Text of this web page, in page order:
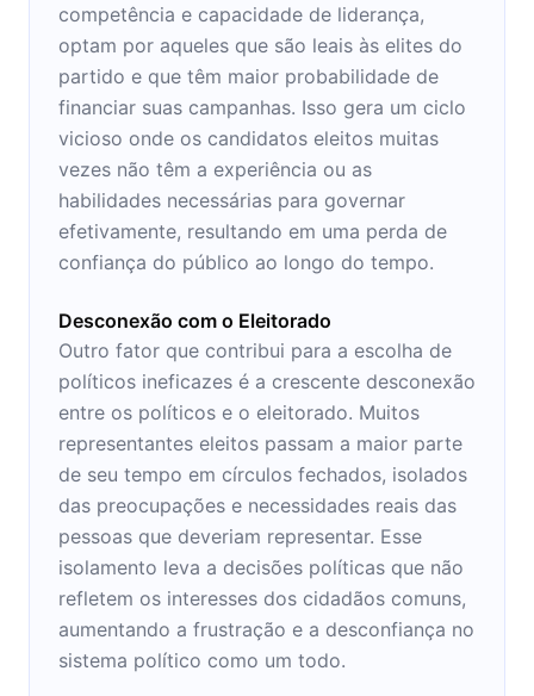
competência e capacidade de liderança,
optam por aqueles que são leais às elites do
partido e que têm maior probabilidade de
financiar suas campanhas. Isso gera um ciclo
vicioso onde os candidatos eleitos muitas
vezes não têm a experiência ou as
habilidades necessárias para governar
efetivamente, resultando em uma perda de
confiança do público ao longo do tempo.
Desconexão com o Eleitorado
Outro fator que contribui para a escolha de
políticos ineficazes é a crescente desconexão
entre os políticos e o eleitorado. Muitos
representantes eleitos passam a maior parte
de seu tempo em círculos fechados, isolados
das preocupações e necessidades reais das
pessoas que deveriam representar. Esse
isolamento leva a decisões políticas que não
refletem os interesses dos cidadãos comuns,
aumentando a frustração e a desconfiança no
sistema político como um todo.